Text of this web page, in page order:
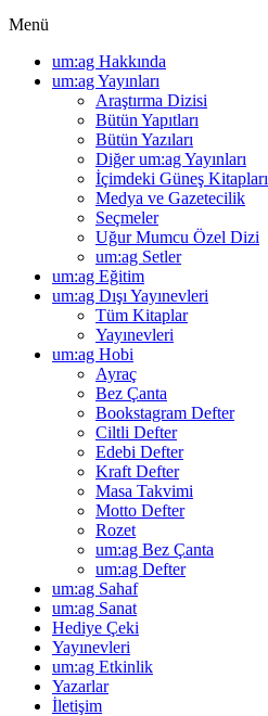
Menü
um:ag Hakkında
um:ag Yayınları
Araştırma Dizisi
Bütün Yapıtları
Bütün Yazıları
Diğer um:ag Yayınları
İçimdeki Güneş Kitapları
Medya ve Gazetecilik
Seçmeler
Uğur Mumcu Özel Dizi
um:ag Setler
um:ag Eğitim
um:ag Dışı Yayınevleri
Tüm Kitaplar
Yayınevleri
um:ag Hobi
Ayraç
Bez Çanta
Bookstagram Defter
Ciltli Defter
Edebi Defter
Kraft Defter
Masa Takvimi
Motto Defter
Rozet
um:ag Bez Çanta
um:ag Defter
um:ag Sahaf
um:ag Sanat
Hediye Çeki
Yayınevleri
um:ag Etkinlik
Yazarlar
İletişim